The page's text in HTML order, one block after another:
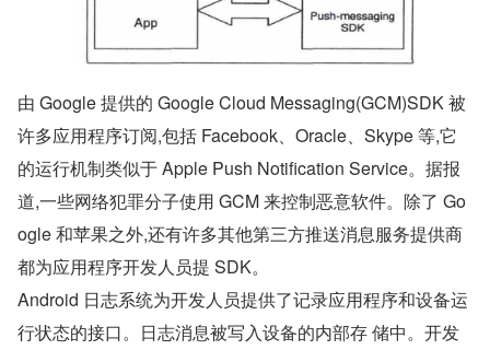
由 Google 提供的 Google Cloud Messaging(GCM)SDK 被
许多应用程序订阅,包括 Facebook、Oracle、Skype 等,它
的运行机制类似于 Apple Push Notification Service。据报
道,一些网络犯罪分子使用 GCM 来控制恶意软件。除了 Go
ogle 和苹果之外,还有许多其他第三方推送消息服务提供商
都为应用程序开发人员提 SDK。
Android 日志系统为开发人员提供了记录应用程序和设备运
行状态的接口。日志消息被写入设备的内部存 储中。开发